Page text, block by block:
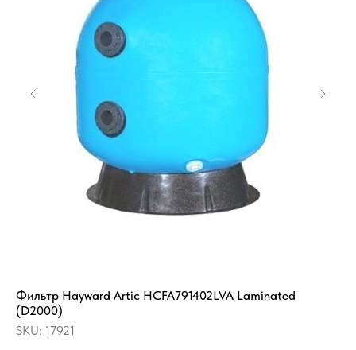
Фильтр Hayward Artic HCFA791402LVA Laminated
(D2000)
SKU: 17921